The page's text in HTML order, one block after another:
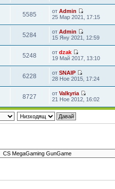
5585 отAdmin
25 Мар 2021, 17:15
5284 отAdmin
15 Яну 2021, 12:59
5248 отdzak
19 Май 2017, 13:10
6228 отSNAIP
28 Ное 2015, 17:24
8727 отValkyria
21 Ное 2012, 16:02